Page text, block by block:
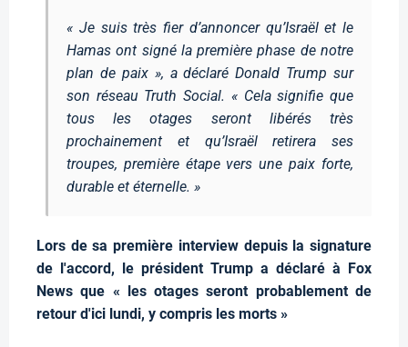
« Je suis très fier d’annoncer qu’Israël et le
Hamas ont signé la première phase de notre
plan de paix », a déclaré Donald Trump sur
son réseau Truth Social. « Cela signifie que
tous les otages seront libérés très
prochainement et qu’Israël retirera ses
troupes, première étape vers une paix forte,
durable et éternelle. »
Lors de sa première interview depuis la signature
de l'accord, le président Trump a déclaré à Fox
News que « les otages seront probablement de
retour d'ici lundi, y compris les morts »